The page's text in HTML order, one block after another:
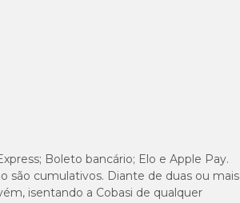
Boleto bancário; Elo e Apple Pay.
são cumulativos. Diante de duas ou mais
isentando a Cobasi de qualquer